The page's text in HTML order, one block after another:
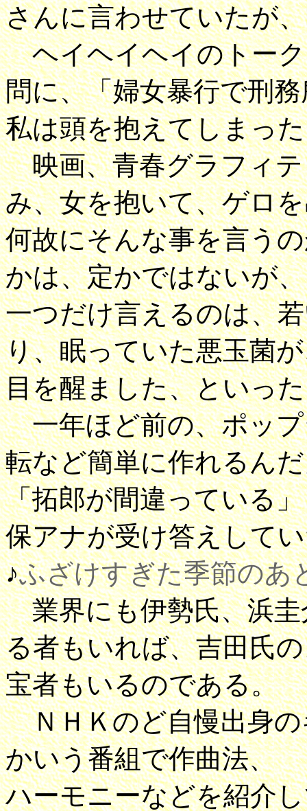
さんに言わせていたが
ヘイヘイヘイのトーク
問に、「婦女暴行で刑
私は頭を抱えてしまっ
映画、青春グラフィテ
み、女を抱いて、ゲロ
何故にそんな事を言う
かは、定かではないが、
一つだけ言えるのは、
り、眠っていた悪玉菌
目を醒ました、といっ
一年ほど前の、ポップ
転など簡単に作れるん
「拓郎が間違っている
保アナが受け答えして
♪ふざけすぎた季節のあ
業界にも伊勢氏、浜圭
る者もいれば、吉田氏
宝者もいるのである。
ＮＨＫのど自慢出身の
かいう番組で作曲法、
ハーモニーなどを紹介